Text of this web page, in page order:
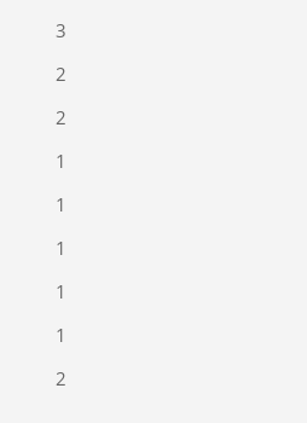
3
2
2
1
1
1
1
1
2